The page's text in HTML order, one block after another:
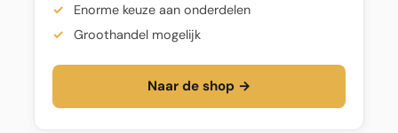
Enorme keuze aan onderdelen
Groothandel mogelijk
Naar de shop →